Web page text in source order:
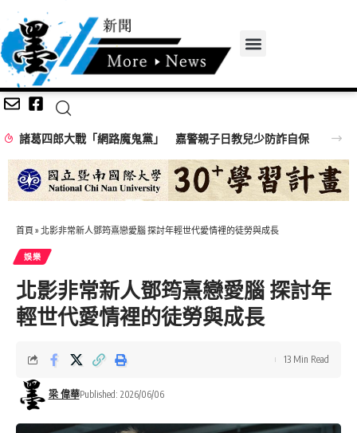
諸葛四郎大戰「網路魔鬼黨」 嘉警親子日教兒少防詐自保
首頁 » 北影非常新人鄧筠熹戀愛腦 探討年輕世代愛情裡的徒勞與成長
娛樂
北影非常新人鄧筠熹戀愛腦 探討年
輕世代愛情裡的徒勞與成長
梁 偉華Published: 2026/06/06
13 Min Read